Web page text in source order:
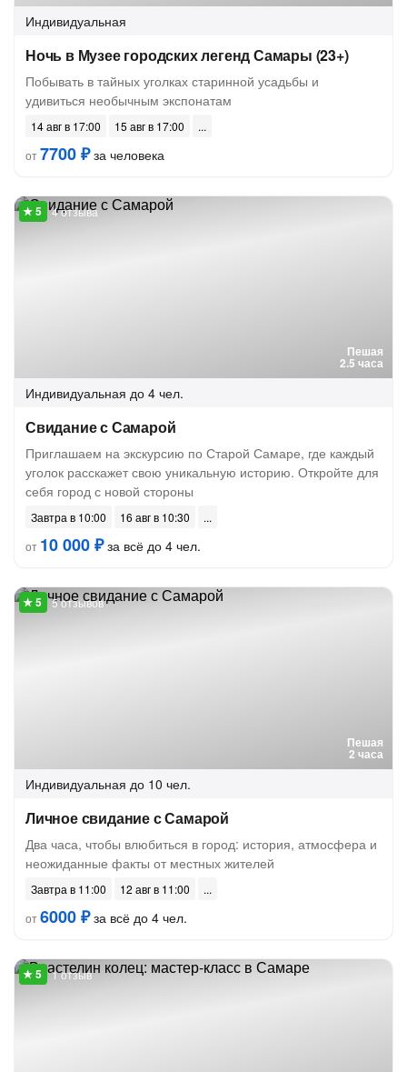
Индивидуальная
Ночь в Музее городских легенд Самары (23+)
Побывать в тайных уголках старинной усадьбы и
удивиться необычным экспонатам
14 авг в 17:00
15 авг в 17:00
от7700 ₽за человека
Пешая
2.5 часа
4 отзыва
Индивидуальная до 4 чел.
Свидание с Самарой
Приглашаем на экскурсию по Старой Самаре, где каждый
уголок расскажет свою уникальную историю. Откройте для
себя город с новой стороны
Завтра в 10:00
16 авг в 10:30
от 10 000 ₽за всё до 4 чел.
Пешая
2 часа
5 отзывов
Индивидуальная до 10 чел.
Личное свидание с Самарой
Два часа, чтобы влюбиться в город: история, атмосфера и
неожиданные факты от местных жителей
Завтра в 11:00
12 авг в 11:00
от6000 ₽за всё до 4 чел.
1 отзыв